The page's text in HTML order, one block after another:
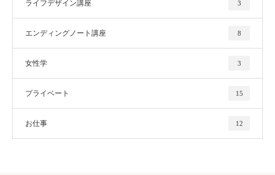
ライフデザイン講座 3
エンディングノート講座 8
女性学 3
プライベート 15
お仕事 12